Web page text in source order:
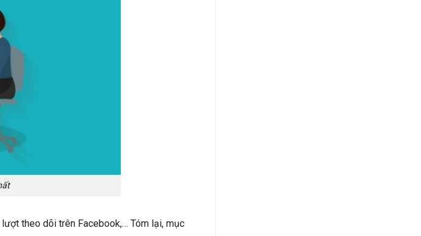
theo dõi trên Facebook,… Tóm lại, mục